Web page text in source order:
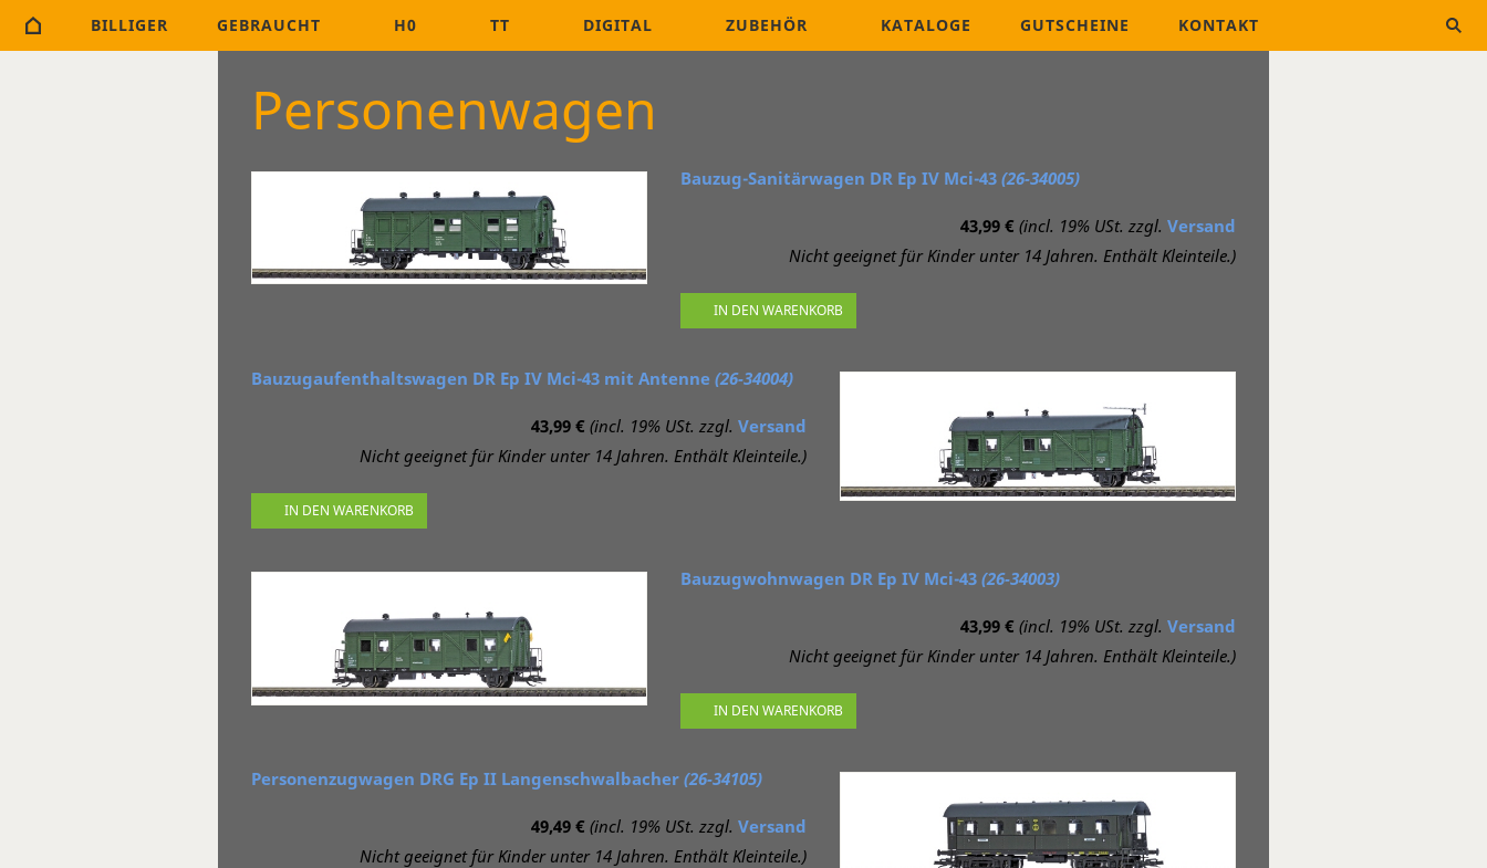
BILLIGER GEBRAUCHT H0 TT DIGITAL ZUBEHÖR KATALOGE GUTSCHEINE KONTAKT
Personenwagen
Bauzug-Sanitärwagen DR Ep IV Mci-43 (26-34005)
43,99 € (incl. 19% USt. zzgl. Versand
Nicht geeignet für Kinder unter 14 Jahren. Enthält Kleinteile.)
IN DEN WARENKORB
Bauzugaufenthaltswagen DR Ep IV Mci-43 mit Antenne (26-34004)
43,99 € (incl. 19% USt. zzgl. Versand
Nicht geeignet für Kinder unter 14 Jahren. Enthält Kleinteile.)
IN DEN WARENKORB
Bauzugwohnwagen DR Ep IV Mci-43 (26-34003)
43,99 € (incl. 19% USt. zzgl. Versand
Nicht geeignet für Kinder unter 14 Jahren. Enthält Kleinteile.)
IN DEN WARENKORB
Personenzugwagen DRG Ep II Langenschwalbacher (26-34105)
49,49 € (incl. 19% USt. zzgl. Versand
Nicht geeignet für Kinder unter 14 Jahren. Enthält Kleinteile.)